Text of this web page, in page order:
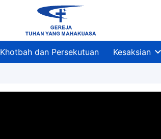
Khotbah dan Persekutuan Kesaksian